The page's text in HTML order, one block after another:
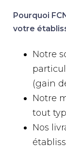
Pourquoi
votre
Notre
(gain
Notre
tout
Nos